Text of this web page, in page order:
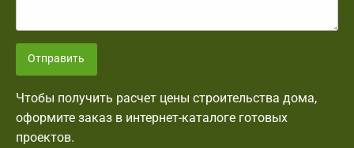
Отправить
Чтобы получить расчет цены строительства дома,
оформите заказ в интернет-каталоге готовых
проектов.